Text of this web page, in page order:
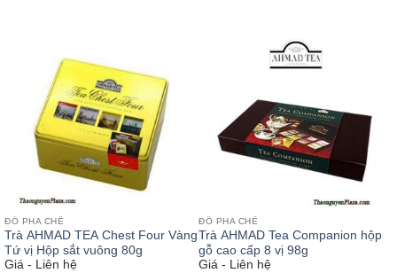
ĐỒ PHA CHẾ
Trà AHMAD TEA Chest Four Vàng
Tứ vị Hộp sắt vuông 80g
Giá - Liên hệ
ĐỒ PHA CHẾ
Trà AHMAD Tea Companion hộp
gỗ cao cấp 8 vị 98g
Giá - Liên hệ